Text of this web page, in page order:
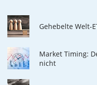
Gehebelte Welt-
Market Timing:
nicht